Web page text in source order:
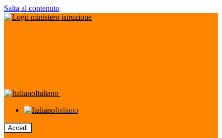
Salta al contenuto
Italiano
Italiano
Accedi